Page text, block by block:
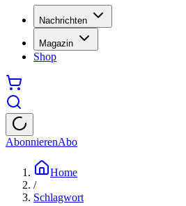
Nachrichten
Magazin
Shop
AbonnierenAbo
Home
/
Schlagwort